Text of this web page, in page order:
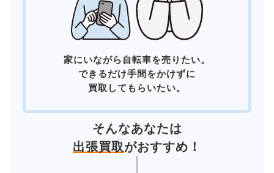
家にいながら自転車を売りたい。
できるだけ手間をかけずに
買取してもらいたい。
そんなあなたは
出張買取がおすすめ！